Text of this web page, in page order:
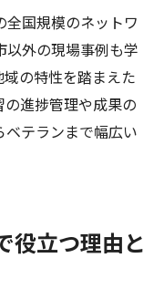
全国規模のネットワ
以外の現場事例も学
の特性を踏まえた
進捗管理や成果の
テランまで幅広い
役立つ理由と